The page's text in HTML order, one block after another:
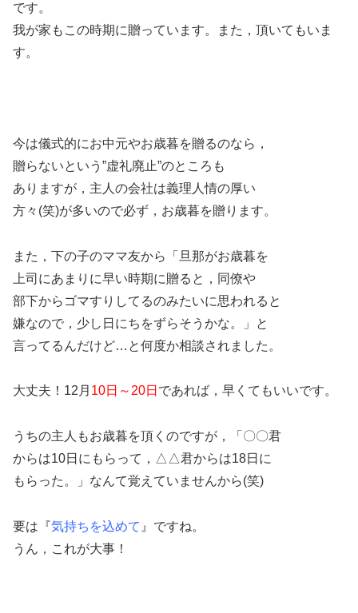
です。
我が家もこの時期に贈っています。また，頂いてもいま
す。
今は儀式的にお中元やお歳暮を贈るのなら，
贈らないという”虚礼廃止”のところも
ありますが，主人の会社は義理人情の厚い
方々(笑)が多いので必ず，お歳暮を贈ります。
また，下の子のママ友から「旦那がお歳暮を
上司にあまりに早い時期に贈ると，同僚や
部下からゴマすりしてるのみたいに思われると
嫌なので，少し日にちをずらそうかな。」と
言ってるんだけど…と何度か相談されました。
大丈夫！12月 10日～20日 であれば，早くてもいいです。
うちの主人もお歳暮を頂くのですが，「〇〇君
からは10日にもらって，△△君からは18日に
もらった。」なんて覚えていませんから(笑)
要は『気持ちを込めて 』ですね。
うん，これが大事！